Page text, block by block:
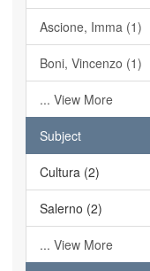
Ascione, Imma (1)
Boni, Vincenzo (1)
... View More
Subject
Cultura (2)
Salerno (2)
... View More